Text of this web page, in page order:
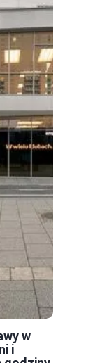
w
i